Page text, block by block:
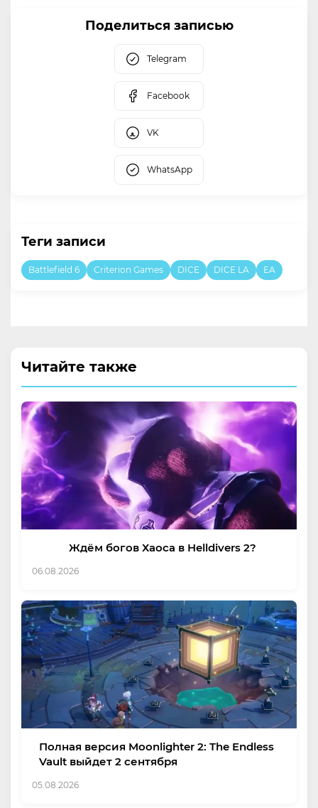
Поделиться записью
Telegram
Facebook
VK
WhatsApp
Теги записи
Battlefield 6 Criterion Games DICE DICE LA EA
Читайте также
Ждём богов Хаоса в Helldivers 2?
06.08.2026
Полная версия Moonlighter 2: The Endless
Vault выйдет 2 сентября
05.08.2026